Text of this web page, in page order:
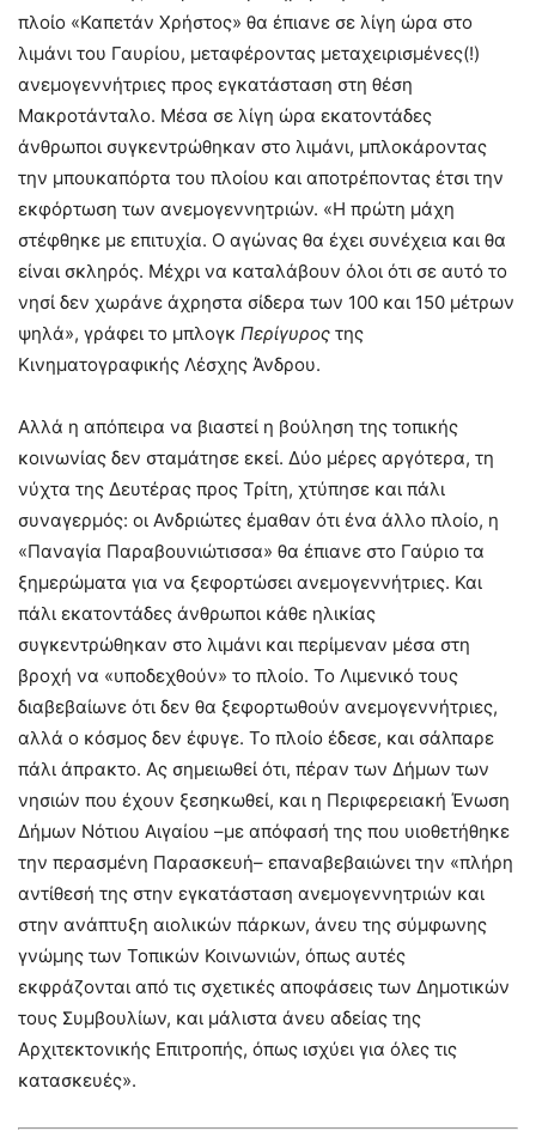
πλοίο «Καπετάν Χρήστος» θα έπιανε σε λίγη ώρα στο
λιμάνι του Γαυρίου, μεταφέροντας μεταχειρισμένες(!)
ανεμογεννήτριες προς εγκατάσταση στη θέση
Μακροτάνταλο. Μέσα σε λίγη ώρα εκατοντάδες
άνθρωποι συγκεντρώθηκαν στο λιμάνι, μπλοκάροντας
την μπουκαπόρτα του πλοίου και αποτρέποντας έτσι την
εκφόρτωση των ανεμογεννητριών. «Η πρώτη μάχη
στέφθηκε με επιτυχία. Ο αγώνας θα έχει συνέχεια και θα
είναι σκληρός. Μέχρι να καταλάβουν όλοι ότι σε αυτό το
νησί δεν χωράνε άχρηστα σίδερα των 100 και 150 μέτρων
ψηλά», γράφει το μπλογκ Περίγυρος της
Κινηματογραφικής Λέσχης Άνδρου.
Αλλά η απόπειρα να βιαστεί η βούληση της τοπικής
κοινωνίας δεν σταμάτησε εκεί. Δύο μέρες αργότερα, τη
νύχτα της Δευτέρας προς Τρίτη, χτύπησε και πάλι
συναγερμός: οι Ανδριώτες έμαθαν ότι ένα άλλο πλοίο, η
«Παναγία Παραβουνιώτισσα» θα έπιανε στο Γαύριο τα
ξημερώματα για να ξεφορτώσει ανεμογεννήτριες. Και
πάλι εκατοντάδες άνθρωποι κάθε ηλικίας
συγκεντρώθηκαν στο λιμάνι και περίμεναν μέσα στη
βροχή να «υποδεχθούν» το πλοίο. Το Λιμενικό τους
διαβεβαίωνε ότι δεν θα ξεφορτωθούν ανεμογεννήτριες,
αλλά ο κόσμος δεν έφυγε. Το πλοίο έδεσε, και σάλπαρε
πάλι άπρακτο. Ας σημειωθεί ότι, πέραν των Δήμων των
νησιών που έχουν ξεσηκωθεί, και η Περιφερειακή Ένωση
Δήμων Νότιου Αιγαίου –με απόφασή της που υιοθετήθηκε
την περασμένη Παρασκευή– επαναβεβαιώνει την «πλήρη
αντίθεσή της στην εγκατάσταση ανεμογεννητριών και
στην ανάπτυξη αιολικών πάρκων, άνευ της σύμφωνης
γνώμης των Τοπικών Κοινωνιών, όπως αυτές
εκφράζονται από τις σχετικές αποφάσεις των Δημοτικών
τους Συμβουλίων, και μάλιστα άνευ αδείας της
Αρχιτεκτονικής Επιτροπής, όπως ισχύει για όλες τις
κατασκευές».